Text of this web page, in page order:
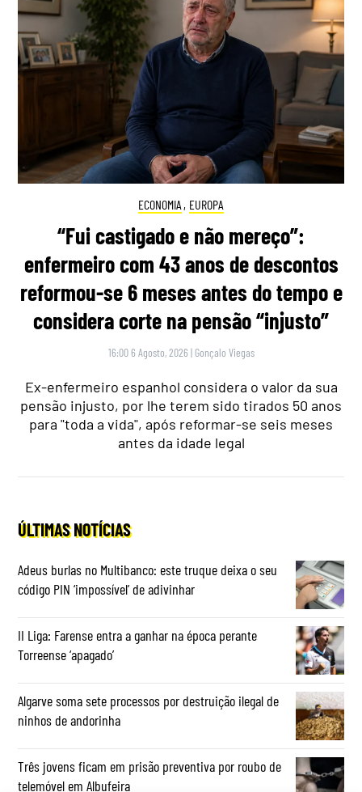
ECONOMIA , EUROPA
“Fui castigado e não mereço”:
enfermeiro com 43 anos de descontos
reformou-se 6 meses antes do tempo e
considera corte na pensão “injusto”
16:00 6 Agosto, 2026 | Gonçalo Viegas
Ex-enfermeiro espanhol considera o valor da sua
pensão injusto, por lhe terem sido tirados 50 anos
para "toda a vida", após reformar-se seis meses
antes da idade legal
ÚLTIMAS NOTÍCIAS
Adeus burlas no Multibanco: este truque deixa o seu
código PIN ‘impossível’ de adivinhar
II Liga: Farense entra a ganhar na época perante
Torreense ‘apagado’
Algarve soma sete processos por destruição ilegal de
ninhos de andorinha
Três jovens ficam em prisão preventiva por roubo de
telemóvel em Albufeira